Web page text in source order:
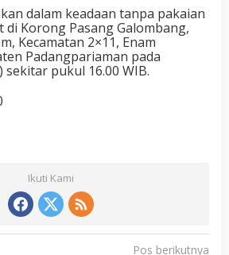
dalam keadaan tanpa pakaian
Korong Pasang Galombang,
Kecamatan 2×11, Enam
Padangpariaman pada
pukul 16.00 WIB.
Ikuti Kami
Pos berikutnya